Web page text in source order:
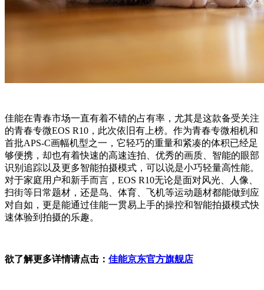
佳能在青春市场一直有着不错的占有率，尤其是这款备受关注
的青春专微EOS R10，此次依旧有上榜。作为青春专微相机和
首批APS-C画幅机型之一，它轻巧的重量和紧凑的体积已经足
够便携，却也有着快速的高速连拍、优秀的画质、智能的眼部
识别追踪以及更多智能拍摄模式，可以说是小巧轻量高性能。
对于家庭用户和新手而言，EOS R10无论是面对风光、人像、
扫街等日常题材，还是鸟、体育、飞机等运动题材都能做到应
对自如，更是能通过佳能一贯易上手的操控和智能拍摄模式快
速体验到拍摄的乐趣。
欲了解更多详情请点击： 佳能京东官方旗舰店